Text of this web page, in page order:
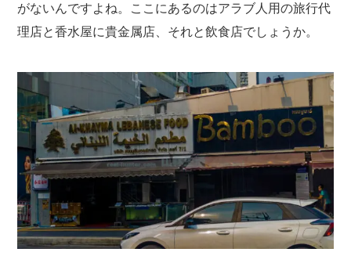
がないんですよね。ここにあるのはアラブ人用の旅行代
理店と香水屋に貴金属店、それと飲食店でしょうか。